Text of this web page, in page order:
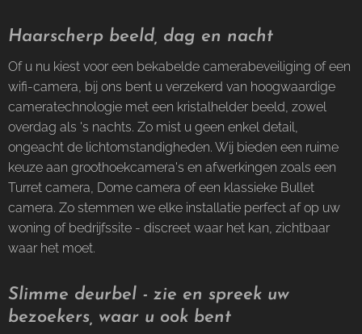
Haarscherp beeld, dag en nacht
Of u nu kiest voor een bekabelde camerabeveiliging of een
wifi-camera, bij ons bent u verzekerd van hoogwaardige
cameratechnologie met een kristalhelder beeld, zowel
overdag als 's nachts. Zo mist u geen enkel detail,
ongeacht de lichtomstandigheden. Wij bieden een ruime
keuze aan groothoekcamera's en afwerkingen zoals een
Turret camera, Dome camera of een klassieke Bullet
camera. Zo stemmen we elke installatie perfect af op uw
woning of bedrijfssite - discreet waar het kan, zichtbaar
waar het moet.
Slimme deurbel - zie en spreek uw
bezoekers, waar u ook bent